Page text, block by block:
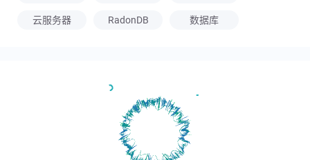
云服务器 RadonDB 数据库